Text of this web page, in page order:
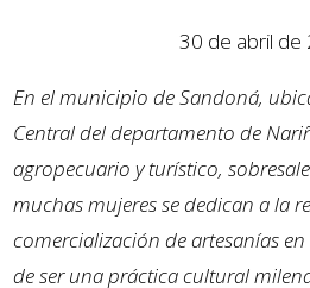
30 de abril de
En el municipio de Sandoná,
Central del departamento de
agropecuario y turístico,
muchas mujeres se dedican a la
comercialización de artesanías
de ser una práctica cultural